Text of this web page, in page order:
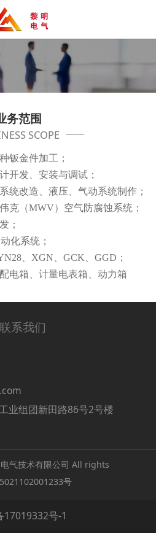
务范围
SCOPE
钣金件加工；
开发、安装与调试；
统改造、液压、气动系统制作；
克（MWV）空气防腐蚀系统；
；
化系统；
、XGN、GCK、GGD；
电箱、计量电表箱、动力箱
联系我们
业组团新田路86号2号楼
气技术有限公司 All rights
号
17019332号-1